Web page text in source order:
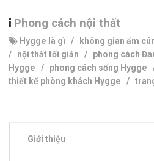
Phong cách nội thất
Hygge là gì / không gian ấm
/ nội thất tối giản / phong cách
Hygge / phong cách sống Hygge
thiết kế phòng khách Hygge /
Giới thiệu